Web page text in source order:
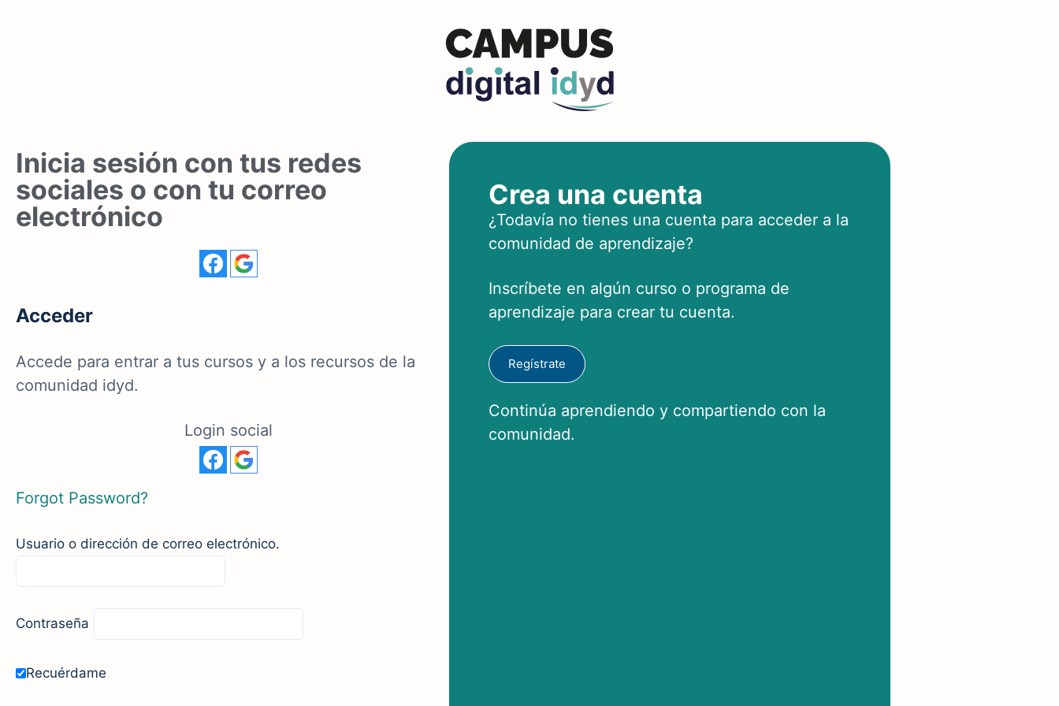
Inicia sesión con tus redes
sociales o con tu correo
electrónico
Acceder
Accede para entrar a tus cursos y a los recursos de la
comunidad idyd.
Login social
Forgot Password?
Usuario o dirección de correo electrónico.
Contraseña
Recuérdame
Crea una cuenta
¿Todavía no tienes una cuenta para acceder a la
comunidad de aprendizaje?
Inscríbete en algún curso o programa de
aprendizaje para crear tu cuenta.
Regístrate
Continúa aprendiendo y compartiendo con la
comunidad.